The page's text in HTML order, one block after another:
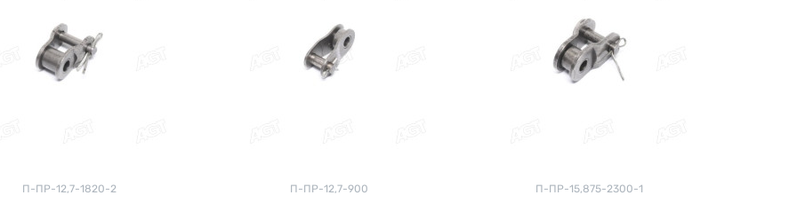
П-ПР-12,7-1820-2 П-ПР-12,7-900 П-ПР-15,875-2300-1